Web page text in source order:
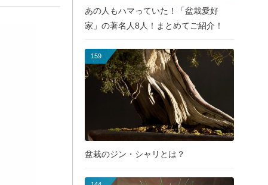
あの人もハマっていた！「盆栽愛好
家」の著名人8人！まとめてご紹介！
159
盆栽のジン・シャリとは？